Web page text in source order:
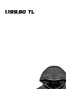
1.199,90 TL